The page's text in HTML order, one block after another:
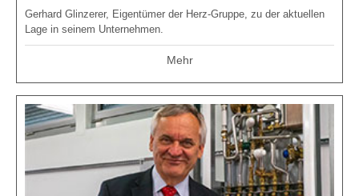
Gerhard Glinzerer, Eigentümer der Herz-Gruppe, zu der aktuellen
Lage in seinem Unternehmen.
Mehr